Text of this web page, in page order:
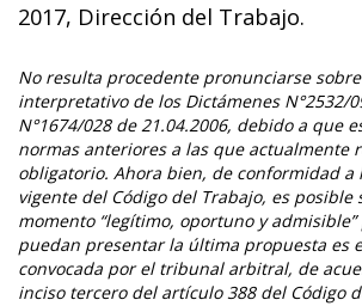
2017, Dirección del Trabajo.
No resulta procedente pronunciarse
interpretativo de los Dictámenes N°2532/
N°1674/028 de 21.04.2006, debido a que
normas anteriores a las que actualmente
obligatorio. Ahora bien, de conformidad a
vigente del Código del Trabajo, es posible
momento “legítimo, oportuno y
puedan presentar la última propuesta es
convocada por el tribunal arbitral, de
inciso tercero del artículo 388 del Código